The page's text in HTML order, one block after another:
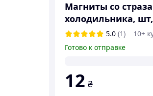
Магниты со
холодильника,
5.0 (1)
10+
Готово к отправке
12 ₴